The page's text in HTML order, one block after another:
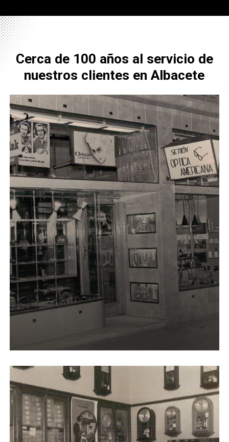
Cerca de 100 años al servicio de
nuestros clientes en Albacete